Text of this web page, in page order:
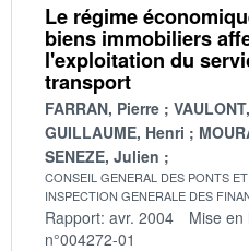
Le régime
biens immobiliers
l'exploitation du
transport
FARRAN, Pierre
GUILLAUME, Henri
SENEZE, Julien
CONSEIL GENERAL DES PONTS
INSPECTION GENERALE DES
Rapport: avr. 2004 Mise en
n°004272-01